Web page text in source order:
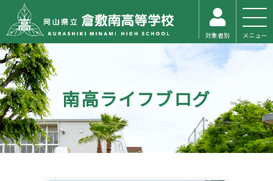
対象者別 メニュー
南高ライフブログ